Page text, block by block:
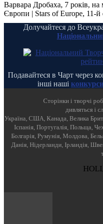
Варвара Дробаха, 7 років, на
Європи | Stars of Europe, 11-й
Долучайтеся до
Подавайтеся в Чарт через
інші наші
Cторінки і творчі
дивляться і
Україна, США, Канада, Велика
Іспанія, Португалія, Польща,
Болгарія, Румунія, Молдова,
Данія, Нідерланди, Ірландія,